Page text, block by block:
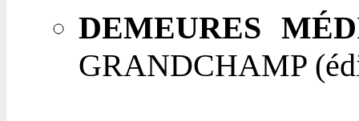
DEMEURES
GRANDCHAMP